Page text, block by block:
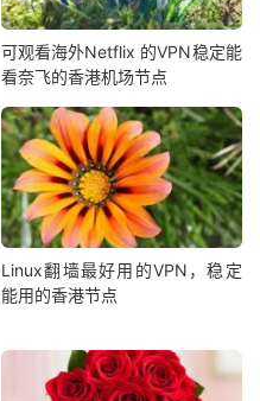
可观看海外Netflix 的VPN稳定能
看奈飞的香港机场节点
Linux翻墙最好用的VPN，稳定
能用的香港节点